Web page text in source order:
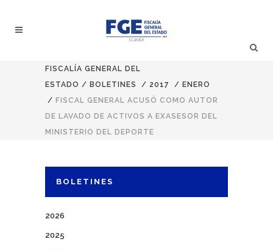
FISCALÍA GENERAL DEL
ESTADO / BOLETINES / 2017 / ENERO
/ FISCAL GENERAL ACUSÓ COMO AUTOR
DE LAVADO DE ACTIVOS A EXASESOR DEL
MINISTERIO DEL DEPORTE
BOLETINES
2026
2025